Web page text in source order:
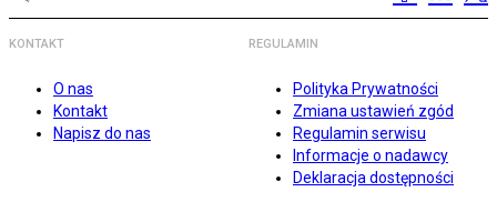
KONTAKT
O nas
Kontakt
Napisz do nas
REGULAMIN
Polityka Prywatności
Zmiana ustawień zgód
Regulamin serwisu
Informacje o nadawcy
Deklaracja dostępności